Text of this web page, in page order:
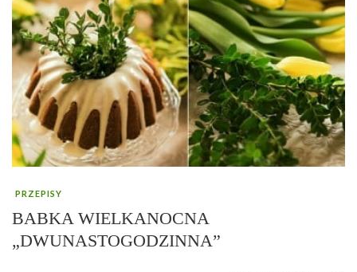
PRZEPISY
BABKA WIELKANOCNA
„DWUNASTOGODZINNA”